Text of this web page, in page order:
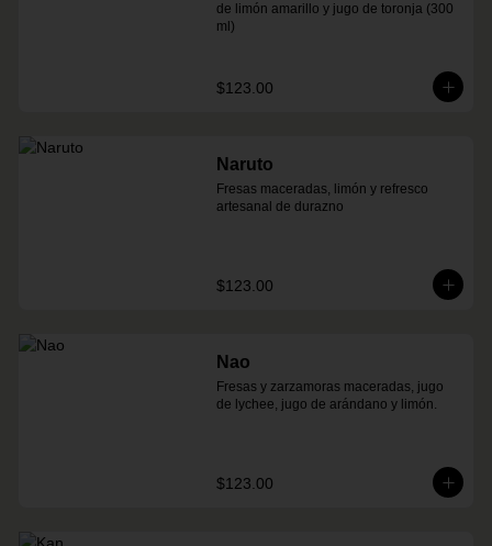
de limón amarillo y jugo de toronja (300
ml)
$123.00
Naruto
Fresas maceradas, limón y refresco
artesanal de durazno
$123.00
Nao
Fresas y zarzamoras maceradas, jugo
de lychee, jugo de arándano y limón.
$123.00